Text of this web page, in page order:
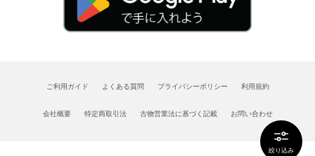
絞り込み
ご利用ガイド よくある質問 プライバシーポリシー 利用規約
会社概要 特定商取引法 古物営業法に基づく記載 お問い合わせ